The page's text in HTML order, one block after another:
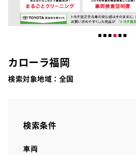
カローラ福岡
検索対象地域： 全国
検索条件
車両